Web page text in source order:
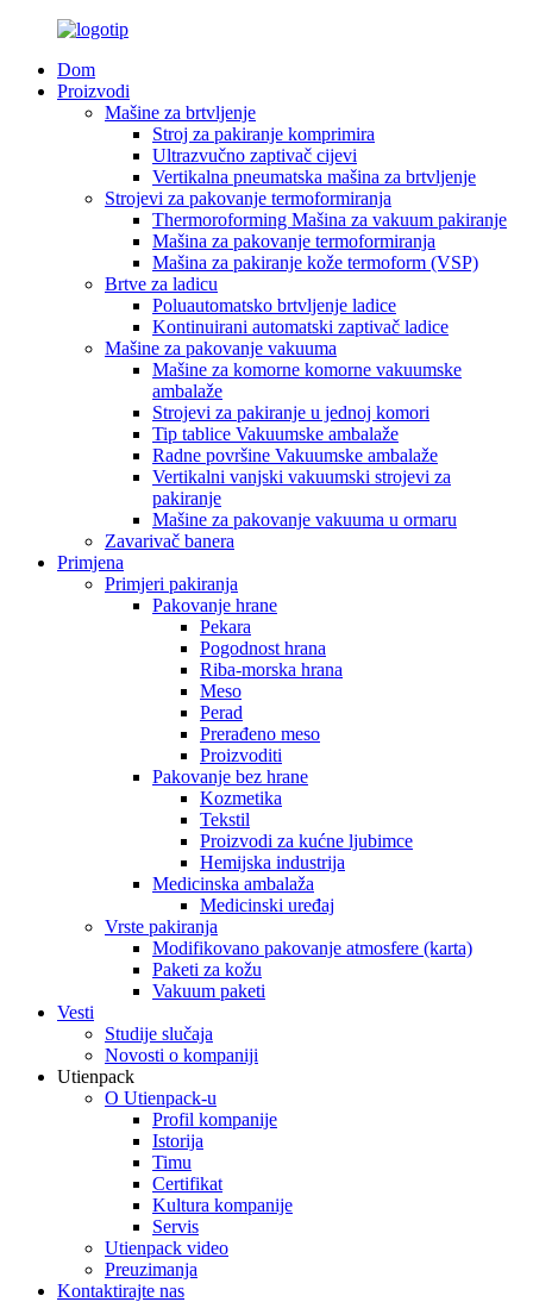
Dom
Proizvodi
Mašine za brtvljenje
Stroj za pakiranje komprimira
Ultrazvučno zaptivač cijevi
Vertikalna pneumatska mašina za brtvljenje
Strojevi za pakovanje termoformiranja
Thermoroforming Mašina za vakuum pakiranje
Mašina za pakovanje termoformiranja
Mašina za pakiranje kože termoform (VSP)
Brtve za ladicu
Poluautomatsko brtvljenje ladice
Kontinuirani automatski zaptivač ladice
Mašine za pakovanje vakuuma
Mašine za komorne komorne vakuumske
ambalaže
Strojevi za pakiranje u jednoj komori
Tip tablice Vakuumske ambalaže
Radne površine Vakuumske ambalaže
Vertikalni vanjski vakuumski strojevi za
pakiranje
Mašine za pakovanje vakuuma u ormaru
Zavarivač banera
Primjena
Primjeri pakiranja
Pakovanje hrane
Pekara
Pogodnost hrana
Riba-morska hrana
Meso
Perad
Prerađeno meso
Proizvoditi
Pakovanje bez hrane
Kozmetika
Tekstil
Proizvodi za kućne ljubimce
Hemijska industrija
Medicinska ambalaža
Medicinski uređaj
Vrste pakiranja
Modifikovano pakovanje atmosfere (karta)
Paketi za kožu
Vakuum paketi
Vesti
Studije slučaja
Novosti o kompaniji
Utienpack
O Utienpack-u
Profil kompanije
Istorija
Timu
Certifikat
Kultura kompanije
Servis
Utienpack video
Preuzimanja
Kontaktirajte nas